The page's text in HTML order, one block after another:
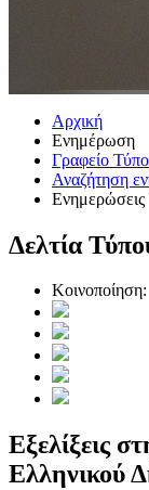
Αρχική
Ενημέρωση
Γραφείο
Αναζήτηση
Ενημερώσεις
Δελτία
Κοινοποίηση:
Εξελίξεις
Ελληνικού